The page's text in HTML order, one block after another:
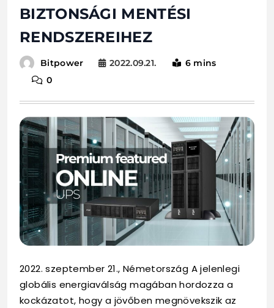
BIZTONSÁGI MENTÉSI
RENDSZEREIHEZ
Bitpower 2022.09.21.
6 mins
0
2022. szeptember 21., Németország A jelenlegi
globális energiaválság magában hordozza a
kockázatot, hogy a jövőben megnövekszik az